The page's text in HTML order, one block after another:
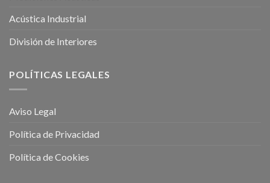
Acústica Industrial
División de Interiores
POLÍTICAS LEGALES
Aviso Legal
Política de Privacidad
Política de Cookies